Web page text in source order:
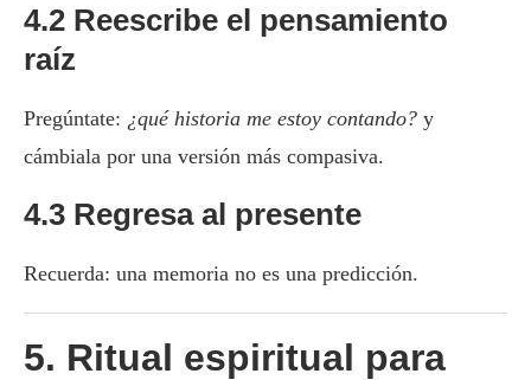
4.2 Reescribe el pensamiento
raíz
Pregúntate: ¿qué historia me estoy contando? y
cámbiala por una versión más compasiva.
4.3 Regresa al presente
Recuerda: una memoria no es una predicción.
5. Ritual espiritual para